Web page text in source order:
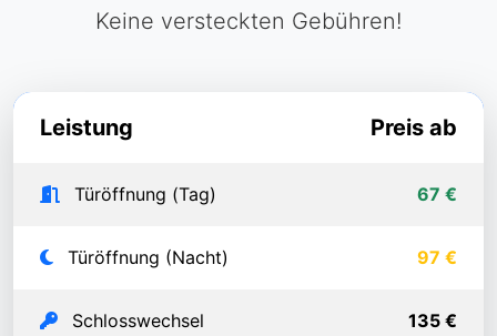
Keine versteckten Gebühren!
Leistung Preis ab
Türöffnung (Tag) 67 €
Türöffnung (Nacht) 97 €
Schlosswechsel 135 €